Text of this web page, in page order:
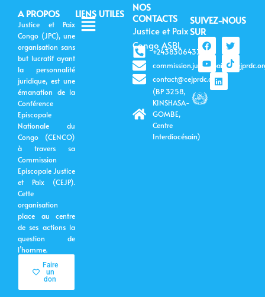
A PROPOS
Justice et Paix
Congo (JPC), une
organisation sans
but lucratif ayant
la personnalité
juridique, est une
émanation de la
Conférence
Episcopale
Nationale du
Congo (CENCO)
à travers sa
Commission
Episcopale Justice
et Paix (CEJP).
Cette
organisation
place au centre
de ses actions la
question de
l’homme.
Faire
un
don
LIENS UTILES
Menu
NOS
CONTACTS
Justice et Paix
Congo ASBL
+243830643399
contact@cejprdc.org
(BP 3258,
KINSHASA-
GOMBE,
Centre
Interdiocésain)
SUIVEZ-NOUS
SUR
F
a
c
e
b
o
o
k
T
w
i
t
t
Y
o
u
t
u
b
e
T
i
k
t
o
n
k
e
d
i